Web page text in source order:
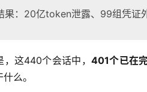
果：20亿token泄露、99组凭证
，这440个会话中， 401个已在
么。